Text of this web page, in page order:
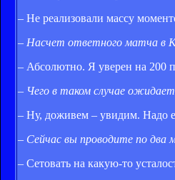
– Не реализовали массу
– Насчет ответного матча в
– Абсолютно. Я уверен на 200
– Чего в таком случае
– Ну, доживем – увидим. Надо
– Сейчас вы проводите по
– Сетовать на какую-то